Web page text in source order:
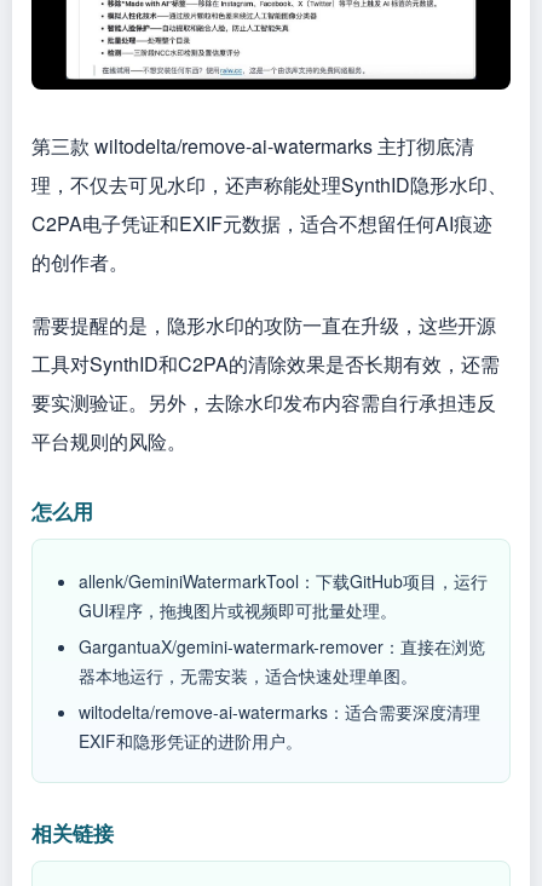
第三款 wiltodelta/remove-ai-watermarks 主打彻底清
理，不仅去可见水印，还声称能处理SynthID隐形水印、
C2PA电子凭证和EXIF元数据，适合不想留任何AI痕迹
的创作者。
需要提醒的是，隐形水印的攻防一直在升级，这些开源
工具对SynthID和C2PA的清除效果是否长期有效，还需
要实测验证。另外，去除水印发布内容需自行承担违反
平台规则的风险。
怎么用
allenk/GeminiWatermarkTool：下载GitHub项目，运行
GUI程序，拖拽图片或视频即可批量处理。
GargantuaX/gemini-watermark-remover：直接在浏览
器本地运行，无需安装，适合快速处理单图。
wiltodelta/remove-ai-watermarks：适合需要深度清理
EXIF和隐形凭证的进阶用户。
相关链接